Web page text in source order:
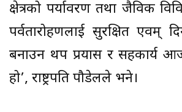
क्षेत्रको पर्यावरण तथा जैविक
पर्वतारोहणलाई सुरक्षित एवम्
बनाउन थप प्रयास र सहकार्य
हो’, राष्ट्रपति पौडेलले भने।